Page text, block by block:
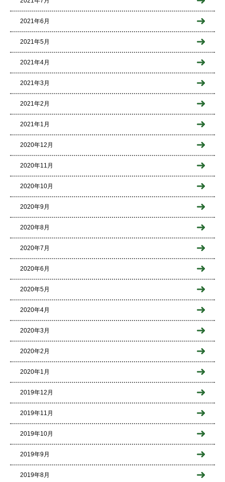
2021年6月
2021年5月
2021年4月
2021年3月
2021年2月
2021年1月
2020年12月
2020年11月
2020年10月
2020年9月
2020年8月
2020年7月
2020年6月
2020年5月
2020年4月
2020年3月
2020年2月
2020年1月
2019年12月
2019年11月
2019年10月
2019年9月
2019年8月